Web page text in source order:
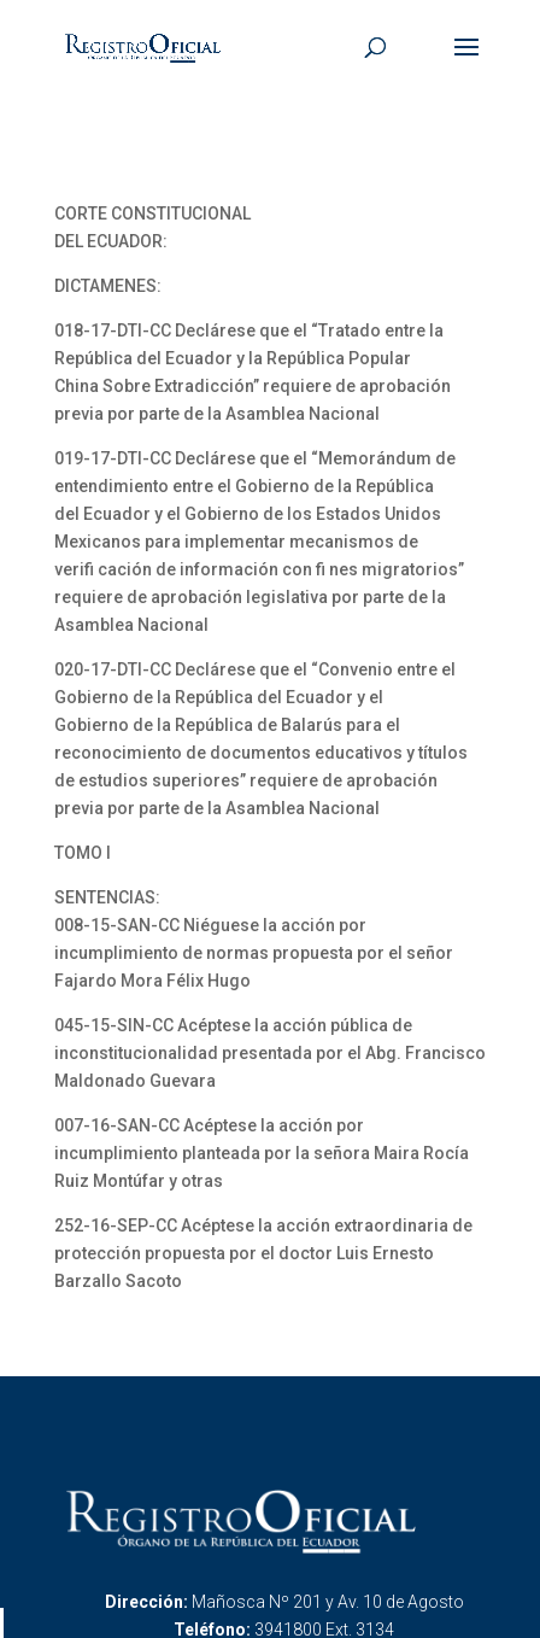
CORTE CONSTITUCIONAL
DEL ECUADOR:
DICTAMENES:
018-17-DTI-CC Declárese que el “Tratado entre la
República del Ecuador y la República Popular
China Sobre Extradicción” requiere de aprobación
previa por parte de la Asamblea Nacional
019-17-DTI-CC Declárese que el “Memorándum de
entendimiento entre el Gobierno de la República
del Ecuador y el Gobierno de los Estados Unidos
Mexicanos para implementar mecanismos de
verifi cación de información con fi nes migratorios”
requiere de aprobación legislativa por parte de la
Asamblea Nacional
020-17-DTI-CC Declárese que el “Convenio entre el
Gobierno de la República del Ecuador y el
Gobierno de la República de Balarús para el
reconocimiento de documentos educativos y títulos
de estudios superiores” requiere de aprobación
previa por parte de la Asamblea Nacional
TOMO I
SENTENCIAS:
008-15-SAN-CC Niéguese la acción por
incumplimiento de normas propuesta por el señor
Fajardo Mora Félix Hugo
045-15-SIN-CC Acéptese la acción pública de
inconstitucionalidad presentada por el Abg. Francisco
Maldonado Guevara
007-16-SAN-CC Acéptese la acción por
incumplimiento planteada por la señora Maira Rocía
Ruiz Montúfar y otras
252-16-SEP-CC Acéptese la acción extraordinaria de
protección propuesta por el doctor Luis Ernesto
Barzallo Sacoto
Dirección: Mañosca Nº 201 y Av. 10 de Agosto
Teléfono: 3941800 Ext. 3134